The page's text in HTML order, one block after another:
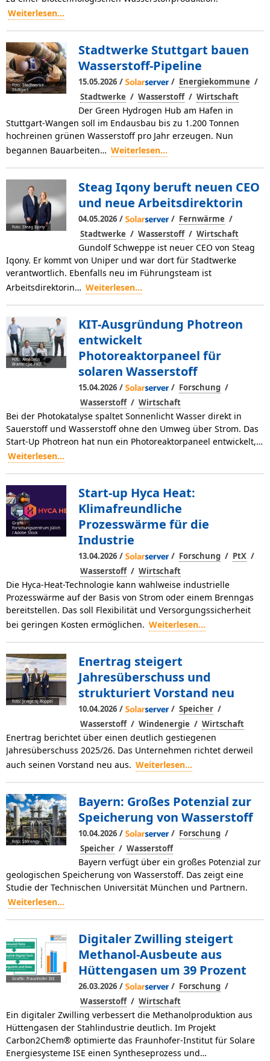
Weiterlesen...
Foto: Stadtwerke
Stuttgart
Stadtwerke Stuttgart bauen
Wasserstoff-Pipeline
15.05.2026 / / Energiekommune /
Stadtwerke / Wasserstoff / Wirtschaft
Der Green Hydrogen Hub am Hafen in
Stuttgart-Wangen soll im Endausbau bis zu 1.200 Tonnen
hochreinen grünen Wasserstoff pro Jahr erzeugen. Nun
begannen Bauarbeiten… Weiterlesen...
Foto: Steag Iqony
Steag Iqony beruft neuen CEO
und neue Arbeitsdirektorin
04.05.2026 / / Fernwärme /
Stadtwerke / Wasserstoff / Wirtschaft
Gundolf Schweppe ist neuer CEO von Steag
Iqony. Er kommt von Uniper und war dort für Stadtwerke
verantwortlich. Ebenfalls neu im Führungsteam ist
Arbeitsdirektorin… Weiterlesen...
Foto: Amadeus
Bramsiepe / KIT
KIT-Ausgründung Photreon
entwickelt
Photoreaktorpaneel für
solaren Wasserstoff
15.04.2026 / / Forschung /
Wasserstoff / Wirtschaft
Bei der Photokatalyse spaltet Sonnenlicht Wasser direkt in
Sauerstoff und Wasserstoff ohne den Umweg über Strom. Das
Start-Up Photreon hat nun ein Photoreaktorpaneel entwickelt,…
Weiterlesen...
Grafik:
Forschungszentrum Jülich
/ Adobe Stock
Start-up Hyca Heat:
Klimafreundliche
Prozesswärme für die
Industrie
13.04.2026 / / Forschung / PtX /
Wasserstoff / Wirtschaft
Die Hyca-Heat-Technologie kann wahlweise industrielle
Prozesswärme auf der Basis von Strom oder einem Brenngas
bereitstellen. Das soll Flexibilität und Versorgungssicherheit
bei geringen Kosten ermöglichen. Weiterlesen...
Foto: Jewgenij Roppel
Enertrag steigert
Jahresüberschuss und
strukturiert Vorstand neu
10.04.2026 / / Speicher /
Wasserstoff / Windenergie / Wirtschaft
Enertrag berichtet über einen deutlich gestiegenen
Jahresüberschuss 2025/26. Das Unternehmen richtet derweil
auch seinen Vorstand neu aus. Weiterlesen...
Foto: Storengy
Bayern: Großes Potenzial zur
Speicherung von Wasserstoff
10.04.2026 / / Forschung /
Speicher / Wasserstoff
Bayern verfügt über ein großes Potenzial zur
geologischen Speicherung von Wasserstoff. Das zeigt eine
Studie der Technischen Universität München und Partnern.
Weiterlesen...
Grafik: Fraunhofer ISE
Digitaler Zwilling steigert
Methanol-Ausbeute aus
Hüttengasen um 39 Prozent
26.03.2026 / / Forschung /
Wasserstoff / Wirtschaft
Ein digitaler Zwilling verbessert die Methanolproduktion aus
Hüttengasen der Stahlindustrie deutlich. Im Projekt
Carbon2Chem® optimierte das Fraunhofer-Institut für Solare
Energiesysteme ISE einen Syntheseprozess und…